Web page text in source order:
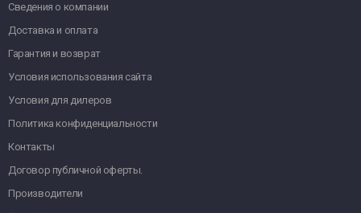
Сведения о компании
Доставка и оплата
Гарантия и возврат
Условия использования сайта
Условия для дилеров
Политика конфиденциальности
Контакты
Договор публичной оферты.
Производители